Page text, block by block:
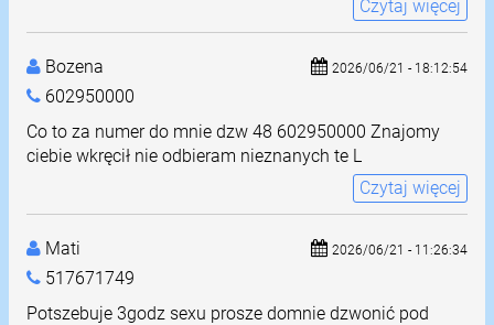
Czytaj więcej
Bozena
602950000
2026/06/21 - 18:12:54
Co to za numer do mnie dzw 48 602950000 Znajomy
ciebie wkręcił nie odbieram nieznanych te L
Czytaj więcej
Mati
517671749
2026/06/21 - 11:26:34
Potszebuje 3godz sexu prosze domnie dzwonić pod